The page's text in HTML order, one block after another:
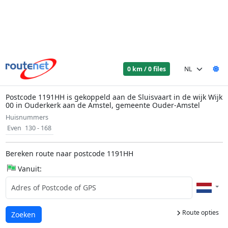
0 km / 0 files
Postcode 1191HH is gekoppeld aan de Sluisvaart in de wijk Wijk
00 in Ouderkerk aan de Amstel, gemeente Ouder-Amstel
Huisnummers
Even 130 - 168
Bereken route naar postcode 1191HH
Vanuit:
Route opties
Laden...
Zoeken